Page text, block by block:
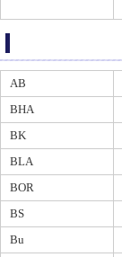
AB
BHA
BK
BLA
BOR
BS
Bu